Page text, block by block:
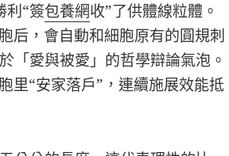
利“簽包養網收”了供體線粒體。
后，會自動和細胞原有的圓規刺
「愛與被愛」的哲學辯論氣泡。
里“安家落戶”，連續施展效能抵